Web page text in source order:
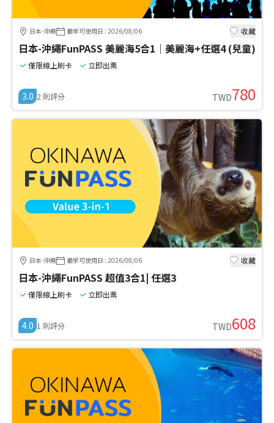
日本-沖繩 最早可使用日 : 2026/08/06 收藏
日本-沖繩FunPASS 美麗海5合1｜美麗海+任選4 (兒童)
僅限線上刷卡 立即出票
3.0 2 則評分 TWD780
日本-沖繩 最早可使用日 : 2026/08/06 收藏
日本-沖繩FunPASS 超值3合1| 任選3
僅限線上刷卡 立即出票
4.0 1 則評分 TWD608